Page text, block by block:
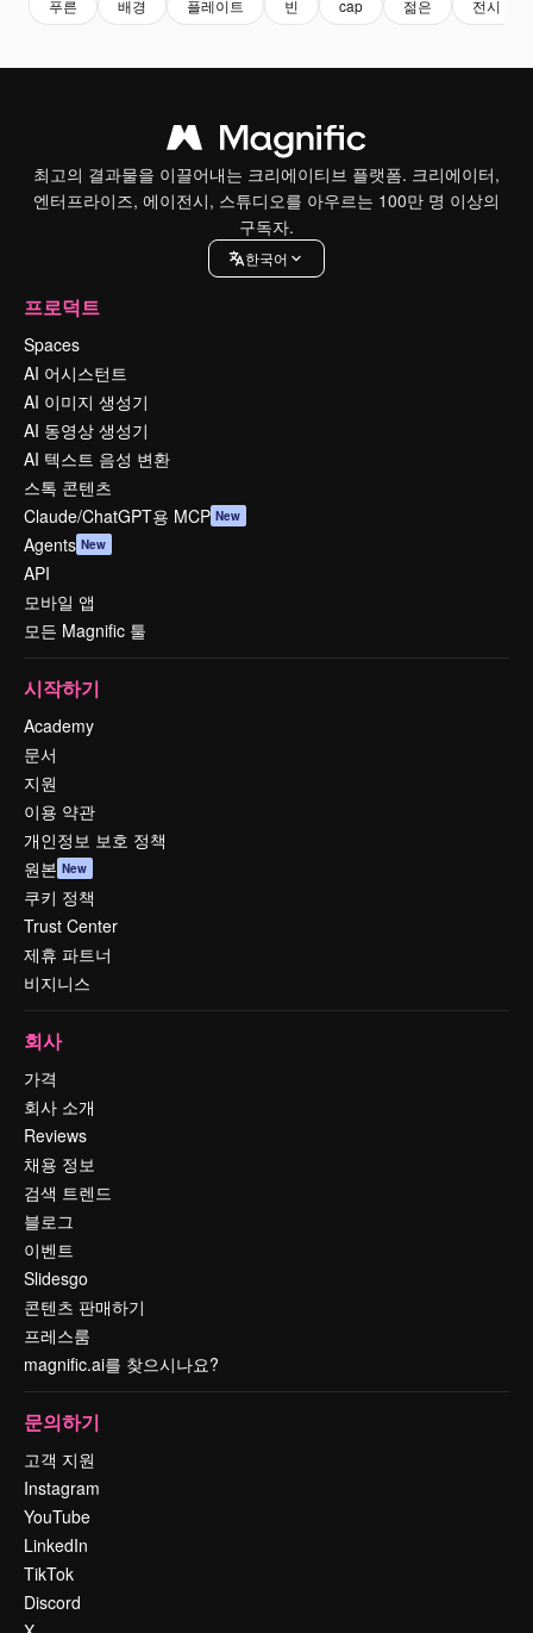
푸른 배경 플레이트 빈 cap 젊은 전시
최고의 결과물을 이끌어내는 크리에이티브 플랫폼. 크리에이터,
엔터프라이즈, 에이전시, 스튜디오를 아우르는 100만 명 이상의
구독자.
한국어
프로덕트
Spaces
AI 어시스턴트
AI 이미지 생성기
AI 동영상 생성기
AI 텍스트 음성 변환
스톡 콘텐츠
Claude/ChatGPT용 MCP New
Agents New
API
모바일 앱
모든 Magnific 툴
시작하기
Academy
문서
지원
이용 약관
개인정보 보호 정책
원본 New
쿠키 정책
Trust Center
제휴 파트너
비지니스
회사
가격
회사 소개
Reviews
채용 정보
검색 트렌드
블로그
이벤트
Slidesgo
콘텐츠 판매하기
프레스룸
magnific.ai를 찾으시나요?
문의하기
고객 지원
Instagram
YouTube
LinkedIn
TikTok
Discord